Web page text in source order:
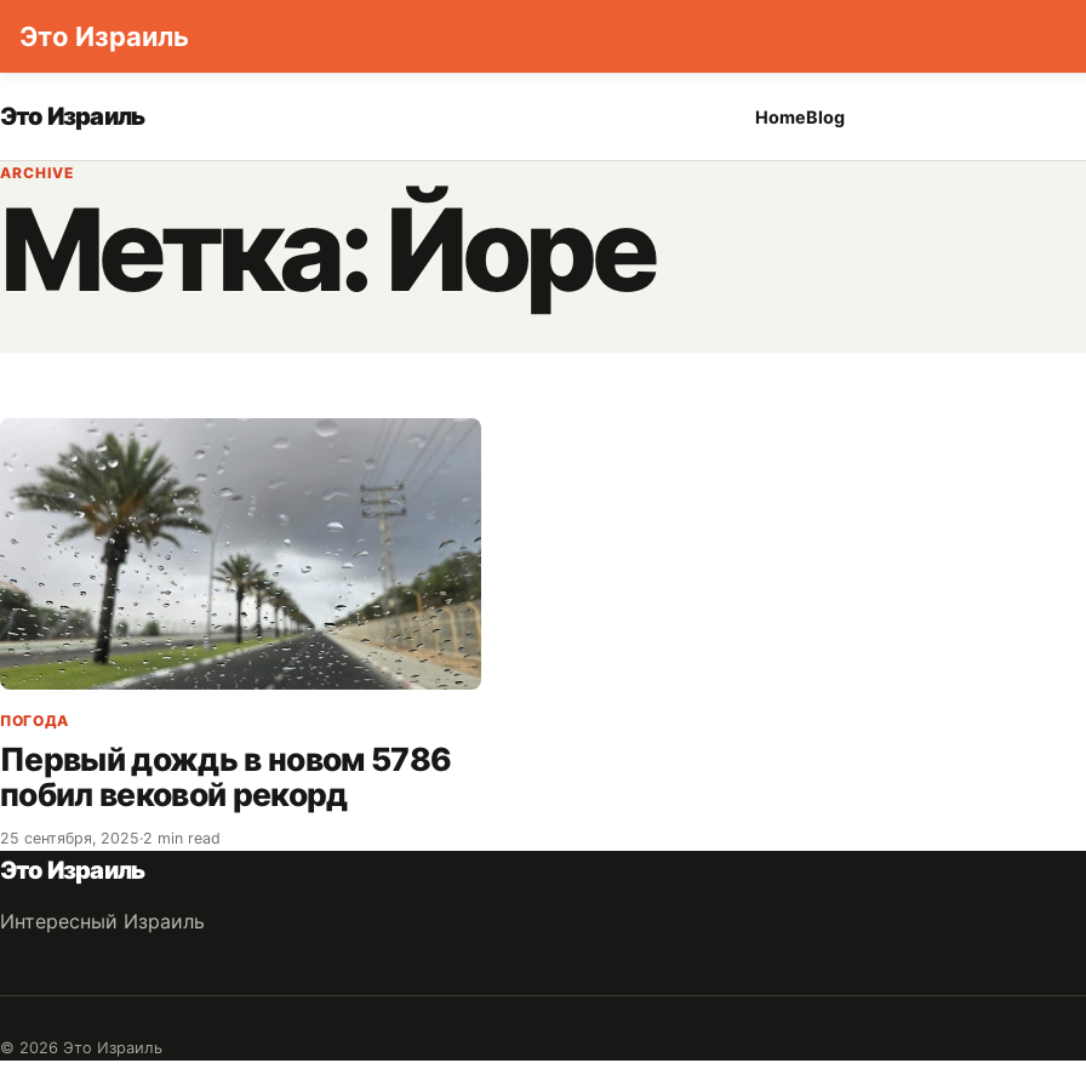
Это Израиль
Это Израиль HomeBlog
ARCHIVE
Метка:Йоре
ПОГОДА
Первый дождь в новом 5786
побил вековой рекорд
25 сентября, 2025·2 min read
Это Израиль
Интересный Израиль
© 2026 Это Израиль